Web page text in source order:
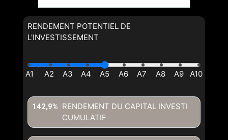
RENDEMENT POTENTIEL DE
L'INVESTISSEMENT
RENDEMENT DU CAPITAL INVESTI
CUMULATIF
142,9%